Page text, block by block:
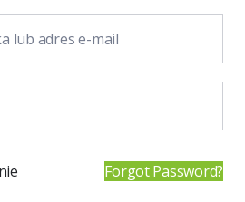
Forgot Password?